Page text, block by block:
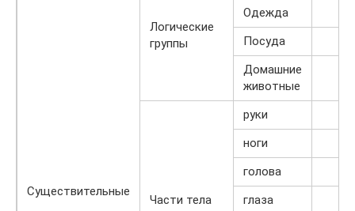
Существительные
Логические
группы
Одежда
Посуда
Домашние
животные
Части тела
руки
ноги
голова
глаза